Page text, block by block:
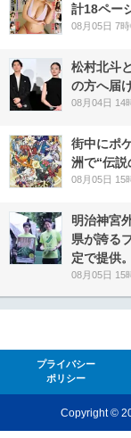
計18ペー
08月05日 7
松村北斗
の方へ届
08月04日 14
街中にポ
洲で“伝説
08月05日 15
明治神宮
県が誇る
定で提供
08月05日 15
プライバシー
ポリシー
Copyright ©